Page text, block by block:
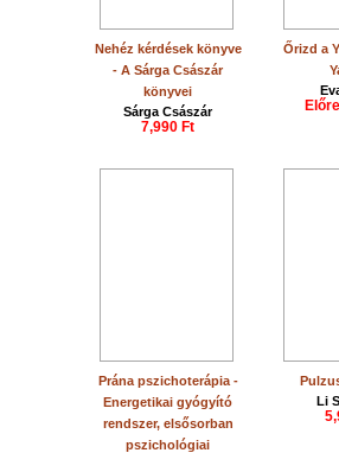
Nehéz kérdések könyve
- A Sárga Császár
könyvei
Sárga Császár
7,990 Ft
Őrizd a
Prána pszichoterápia -
Energetikai gyógyító
rendszer, elsősorban
pszichológiai
Li